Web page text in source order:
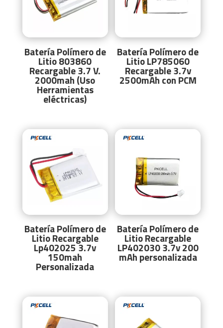
Batería Polímero de
Litio 803860
Recargable 3.7 V.
2000mah (Uso
Herramientas
eléctricas)
Batería Polímero de
Litio LP785060
Recargable 3.7v
2500mAh con PCM
Batería Polímero de
Litio Recargable
Lp402025 3.7v
150mah
Personalizada
Batería Polímero de
Litio Recargable
LP402030 3.7v 200
mAh personalizada